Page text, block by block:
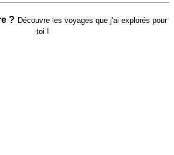
? Découvre les voyages que j'ai explorés pour
toi !